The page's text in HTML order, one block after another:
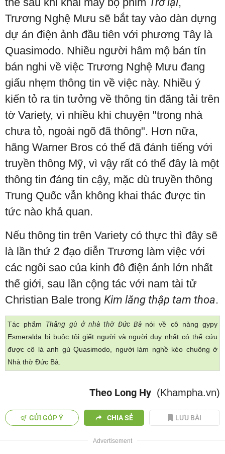
Trương Nghệ Mưu sẽ bắt tay vào dàn dựng
dự án điện ảnh đầu tiên với phương Tây là
Quasimodo. Nhiều người hâm mộ bán tín
bán nghi về việc Trương Nghệ Mưu đang
giấu nhẹm thông tin về việc này. Nhiều ý
kiến tỏ ra tin tưởng về thông tin đăng tải trên
tờ Variety, vì nhiều khi chuyện "trong nhà
chưa tỏ, ngoài ngõ đã thông". Hơn nữa,
hãng Warner Bros có thể đã đánh tiếng với
truyền thông Mỹ, vì vậy rất có thể đây là một
thông tin đáng tin cậy, mặc dù truyền thông
Trung Quốc vẫn không khai thác được tin
tức nào khả quan.
Nếu thông tin trên Variety có thực thì đây sẽ
là lần thứ 2 đạo diễn Trương làm việc với
các ngôi sao của kinh đô điện ảnh lớn nhất
thế giới, sau lần cộng tác với nam tài tử
Christian Bale trong Kim lăng thập tam thoa.
Tác phẩm Thằng gù ở nhà thờ Đức Bà nói về cô nàng gypy
Esmeralda bị buộc tội giết người và người duy nhất có thể cứu
được cô là anh gù Quasimodo, người làm nghề kéo chuông ở
Nhà thờ Đức Bà.
Theo Long Hy (Khampha.vn)
GỬI GÓP Ý CHIA SẺ LƯU BÀI